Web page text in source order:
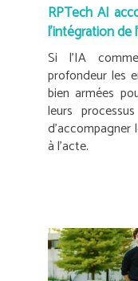
RPTech AI
l’intégration de
Si l’IA
profondeur les
bien armées
leurs
à l’acte.